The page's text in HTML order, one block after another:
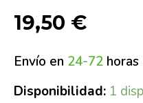
19,50 €
Envío en 24-72 horas
Disponibilidad: 1